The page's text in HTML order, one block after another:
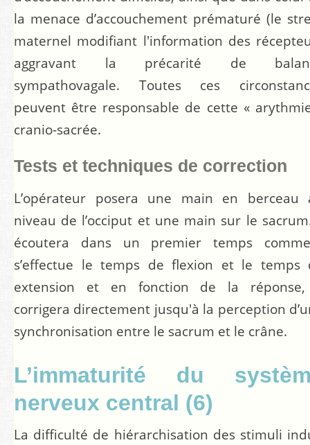
la menace d’accouchement prématuré (le
maternel modifiant l'information des
aggravant la précarité de
sympathovagale. Toutes ces
peuvent être responsable de cette «
cranio-sacrée.
Tests et techniques de correction
L’opérateur posera une main en berceau
niveau de l’occiput et une main sur le
écoutera dans un premier temps
s’effectue le temps de flexion et le temps
extension et en fonction de la
corrigera directement jusqu'à la perception
synchronisation entre le sacrum et le crâne.
L’immaturité du
nerveux central (6)
La difficulté de hiérarchisation des stimuli